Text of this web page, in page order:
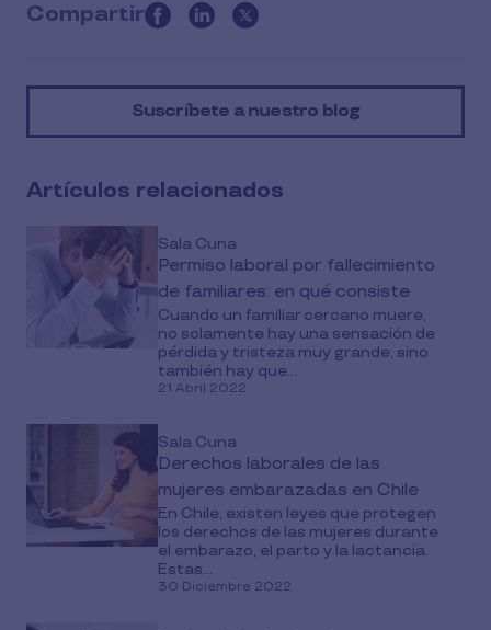
Compartir
this
on
Suscríbete a nuestro blog
Artículos relacionados
Sala Cuna
Permiso laboral por fallecimiento
de familiares: en qué consiste
Cuando un familiar cercano muere,
no solamente hay una sensación de
pérdida y tristeza muy grande, sino
también hay que...
21 Abril 2022
Sala Cuna
Derechos laborales de las
mujeres embarazadas en Chile
En Chile, existen leyes que protegen
los derechos de las mujeres durante
el embarazo, el parto y la lactancia.
Estas...
30 Diciembre 2022